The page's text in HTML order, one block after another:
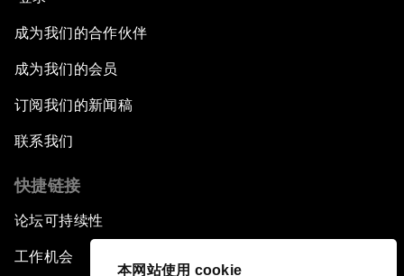
本网站使用 cookie
成为我们的合作伙伴
成为我们的会员
订阅我们的新闻稿
联系我们
快捷链接
论坛可持续性
工作机会